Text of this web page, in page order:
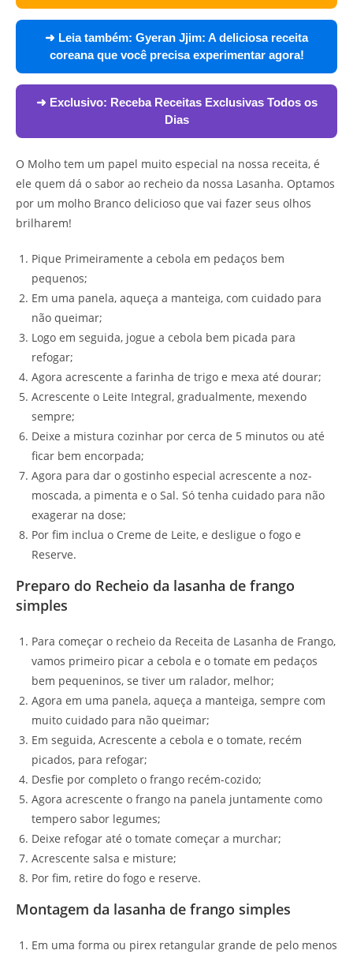
➜ Leia também: Gyeran Jjim: A deliciosa receita
coreana que você precisa experimentar agora!
➜ Exclusivo: Receba Receitas Exclusivas Todos os
Dias
O Molho tem um papel muito especial na nossa receita, é
ele quem dá o sabor ao recheio da nossa Lasanha. Optamos
por um molho Branco delicioso que vai fazer seus olhos
brilharem!
Pique Primeiramente a cebola em pedaços bem
pequenos;
Em uma panela, aqueça a manteiga, com cuidado para
não queimar;
Logo em seguida, jogue a cebola bem picada para
refogar;
Agora acrescente a farinha de trigo e mexa até dourar;
Acrescente o Leite Integral, gradualmente, mexendo
sempre;
Deixe a mistura cozinhar por cerca de 5 minutos ou até
ficar bem encorpada;
Agora para dar o gostinho especial acrescente a noz-
moscada, a pimenta e o Sal. Só tenha cuidado para não
exagerar na dose;
Por fim inclua o Creme de Leite, e desligue o fogo e
Reserve.
Preparo do Recheio da lasanha de frango
simples
Para começar o recheio da Receita de Lasanha de Frango,
vamos primeiro picar a cebola e o tomate em pedaços
bem pequeninos, se tiver um ralador, melhor;
Agora em uma panela, aqueça a manteiga, sempre com
muito cuidado para não queimar;
Em seguida, Acrescente a cebola e o tomate, recém
picados, para refogar;
Desfie por completo o frango recém-cozido;
Agora acrescente o frango na panela juntamente como
tempero sabor legumes;
Deixe refogar até o tomate começar a murchar;
Acrescente salsa e misture;
Por fim, retire do fogo e reserve.
Montagem da lasanha de frango simples
Em uma forma ou pirex retangular grande de pelo menos